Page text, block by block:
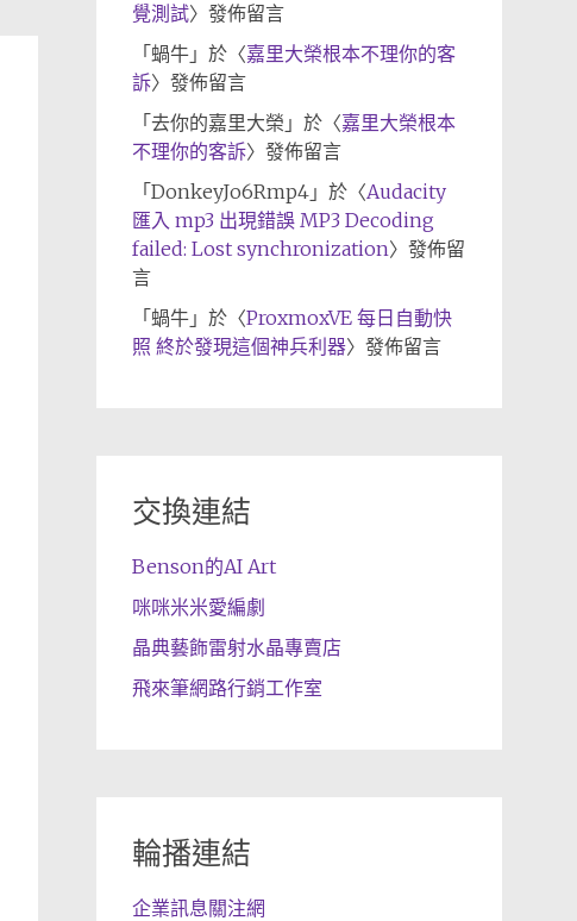
覺測試〉發佈留言
「 蝸牛」於〈嘉里大榮根本不理你的客
訴〉發佈留言
「 去你的嘉里大榮 」於〈嘉里大榮根本
不理你的客訴〉發佈留言
「 DonkeyJo6Rmp4」於〈Audacity
匯入 mp3 出現錯誤 MP3 Decoding
failed: Lost synchronization〉發佈留
言
「 蝸牛」於〈ProxmoxVE 每日自動快
照 終於發現這個神兵利器〉發佈留言
交換連結
Benson的AI Art
咪咪米米愛編劇
晶典藝飾雷射水晶專賣店
飛來筆網路行銷工作室
輪播連結
企業訊息關注網